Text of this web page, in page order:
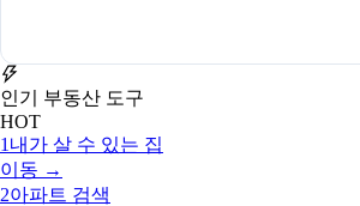
인기 부동산 도구
HOT
1 내가 살 수 있는 집
이동 →
2아파트 검색